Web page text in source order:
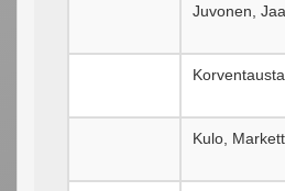
Juvonen,
Kulo,